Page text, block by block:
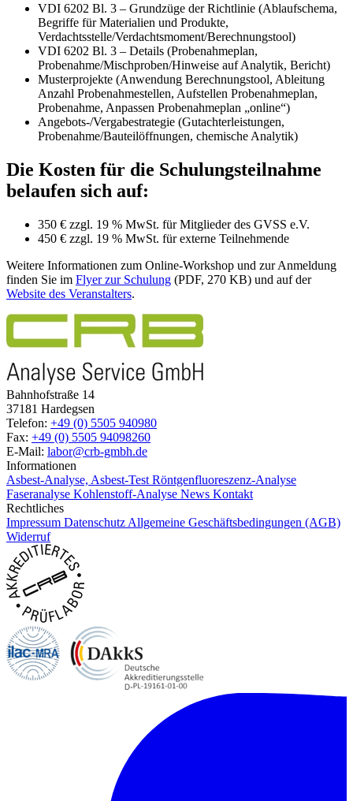
VDI 6202 Bl. 3 – Grundzüge der Richtlinie (Ablaufschema,
Begriffe für Materialien und Produkte,
Verdachtsstelle/Verdachtsmoment/Berechnungstool)
VDI 6202 Bl. 3 – Details (Probenahmeplan,
Probenahme/Mischproben/Hinweise auf Analytik, Bericht)
Musterprojekte (Anwendung Berechnungstool, Ableitung
Anzahl Probenahmestellen, Aufstellen Probenahmeplan,
Probenahme, Anpassen Probenahmeplan „online“)
Angebots-/Vergabestrategie (Gutachterleistungen,
Probenahme/Bauteilöffnungen, chemische Analytik)
Die Kosten für die Schulungsteilnahme
belaufen sich auf:
350 € zzgl. 19 % MwSt. für Mitglieder des GVSS e.V.
450 € zzgl. 19 % MwSt. für externe Teilnehmende
Weitere Informationen zum Online-Workshop und zur Anmeldung
finden Sie im Flyer zur Schulung (PDF, 270 KB) und auf der
Website des Veranstalters.
Bahnhofstraße 14
37181 Hardegsen
Telefon: +49 (0) 5505 940980
Fax: +49 (0) 5505 94098260
E-Mail: labor@crb-gmbh.de
Informationen
Asbest-Analyse, Asbest-Test Röntgenfluoreszenz-Analyse
Faseranalyse Kohlenstoff-Analyse News Kontakt
Rechtliches
Impressum Datenschutz Allgemeine Geschäftsbedingungen (AGB)
Widerruf